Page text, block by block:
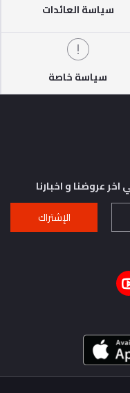
سياسة العائدات
سياسة خاصة
عروضنا و اخبارنا
الإشتراك